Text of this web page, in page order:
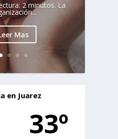
2 minutos. La
Mas
en Juarez
33º